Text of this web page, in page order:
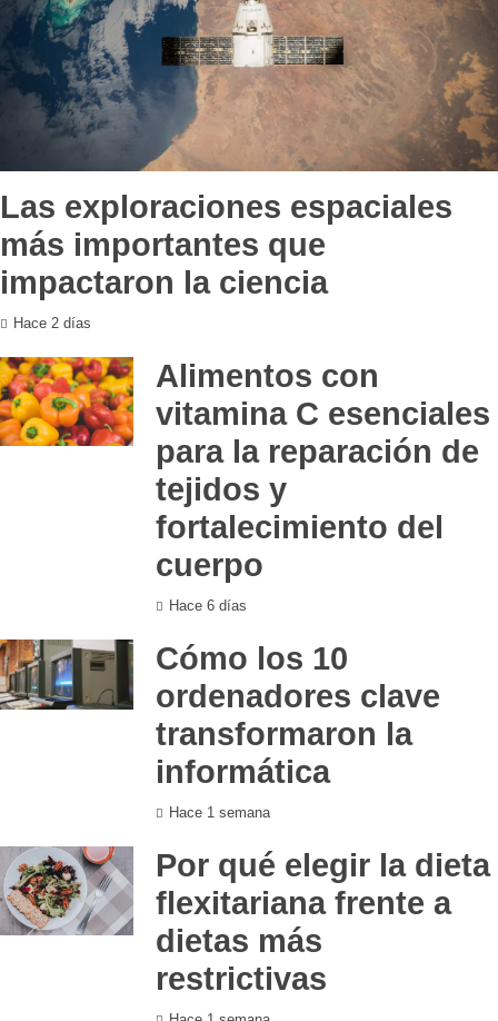
Las exploraciones espaciales
más importantes que
impactaron la ciencia
Hace 2 días
Alimentos con
vitamina C esenciales
para la reparación de
tejidos y
fortalecimiento del
cuerpo
Hace 6 días
Cómo los 10
ordenadores clave
transformaron la
informática
Hace 1 semana
Por qué elegir la dieta
flexitariana frente a
dietas más
restrictivas